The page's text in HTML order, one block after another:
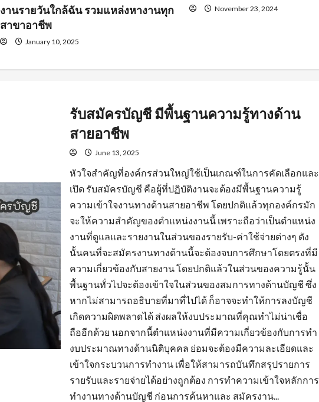
งานรายวันใกล้ฉัน รวมแหล่งหางานทุก
สาขาอาชีพ
January 10, 2025
November 23, 2024
รับสมัครบัญชี มีพื้นฐานความรู้ทางด้าน
สายอาชีพ
June 13, 2025
หัวใจสำคัญที่องค์กรส่วนใหญ่ใช้เป็นเกณฑ์ในการคัดเลือกและ
เปิด รับสมัครบัญชี คือผู้ที่ปฏิบัติงานจะต้องมีพื้นฐานความรู้
ความเข้าใจงานทางด้านสายอาชีพ โดยปกติแล้วทุกองค์กรมัก
จะให้ความสำคัญของตำแหน่งงานนี้ เพราะถือว่าเป็นตำแหน่ง
งานที่ดูแลและรายงานในส่วนของรายรับ-ค่าใช้จ่ายต่างๆ ดัง
นั้นคนที่จะสมัครงานทางด้านนี้จะต้องจบการศึกษาโดยตรงที่มี
ความเกี่ยวข้องกับสายงาน โดยปกติแล้วในส่วนของความรู้นั้น
พื้นฐานทั่วไปจะต้องเข้าใจในส่วนของสมการทางด้านบัญชี ซึ่ง
หากไม่สามารถอธิบายที่มาที่ไปได้ ก็อาจจะทำให้การลงบัญชี
เกิดความผิดพลาดได้ ส่งผลให้งบประมาณที่คุณทำไม่น่าเชื่อ
ถืออีกด้วย นอกจากนี้ตำแหน่งงานที่มีความเกี่ยวข้องกับการทำ
งบประมาณทางด้านนิติบุคคล ย่อมจะต้องมีความละเอียดและ
เข้าใจกระบวนการทำงาน เพื่อให้สามารถบันทึกสรุปรายการ
รายรับและรายจ่ายได้อย่างถูกต้อง การทำความเข้าใจหลักการ
ทำงานทางด้านบัญชี ก่อนการค้นหาและ สมัครงาน...